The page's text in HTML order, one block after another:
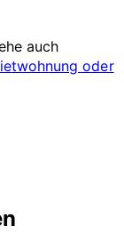
auch
oder